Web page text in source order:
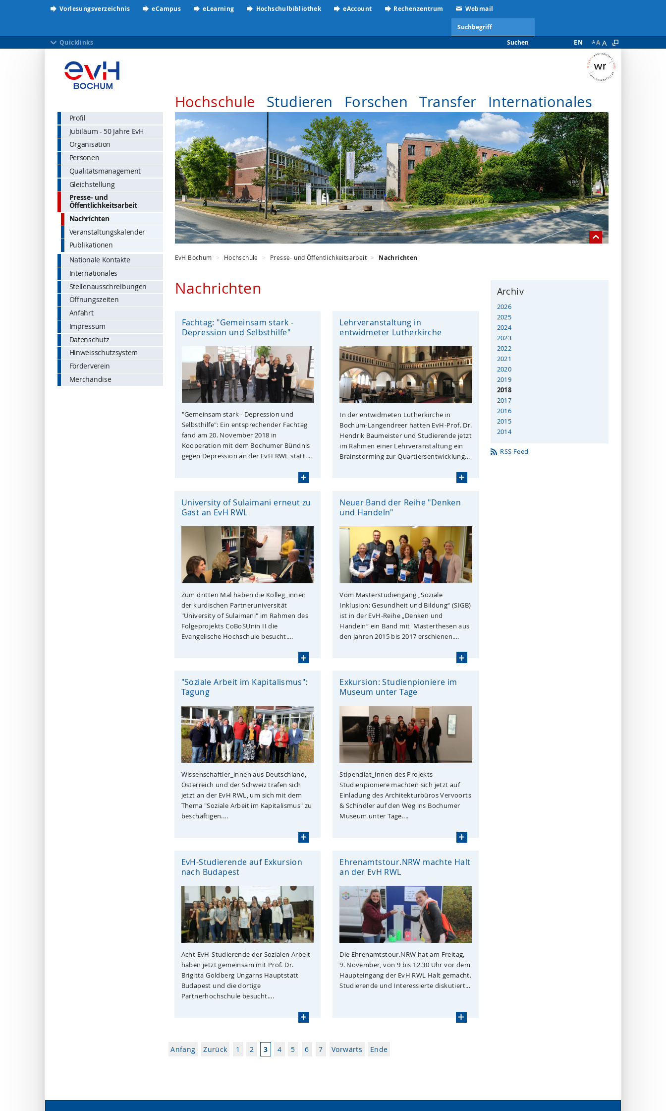
Vorlesungsverzeichnis eCampus eLearning Hochschulbibliothek eAccount Rechenzentrum Webmail
Suchen
Quicklinks EN A A A
Hochschule Studieren Forschen Transfer Internationales
Profil
Jubiläum - 50 Jahre EvH
Organisation
Personen
Qualitätsmanagement
Gleichstellung
Presse- und
Öffentlichkeitsarbeit
Nachrichten
Veranstaltungskalender
Publikationen
Nationale Kontakte
Internationales
Stellenausschreibungen
Öffnungszeiten
Anfahrt
Impressum
Datenschutz
Hinweisschutzsystem
Förderverein
Merchandise
EvH Bochum Hochschule Presse- und Öffentlichkeitsarbeit Nachrichten
Nachrichten
Fachtag: "Gemeinsam stark -
Depression und Selbsthilfe"
"Gemeinsam stark - Depression und
Selbsthilfe": Ein entsprechender Fachtag
fand am 20. November 2018 in
Kooperation mit dem Bochumer Bündnis
gegen Depression an der EvH RWL statt....
Lehrveranstaltung in
entwidmeter Lutherkirche
In der entwidmeten Lutherkirche in
Bochum-Langendreer hatten EvH-Prof. Dr.
Hendrik Baumeister und Studierende jetzt
im Rahmen einer Lehrveranstaltung ein
Brainstorming zur Quartiersentwicklung...
University of Sulaimani erneut zu
Gast an EvH RWL
Zum dritten Mal haben die Kolleg_innen
der kurdischen Partneruniversität
"University of Sulaimani" im Rahmen des
Folgeprojekts CoBoSUnin II die
Evangelische Hochschule besucht....
Neuer Band der Reihe "Denken
und Handeln"
Vom Masterstudiengang „Soziale
Inklusion: Gesundheit und Bildung“ (SIGB)
ist in der EvH-Reihe „Denken und
Handeln“ ein Band mit Masterthesen aus
den Jahren 2015 bis 2017 erschienen....
"Soziale Arbeit im Kapitalismus":
Tagung
Wissenschaftler_innen aus Deutschland,
Österreich und der Schweiz trafen sich
jetzt an der EvH RWL, um sich mit dem
Thema "Soziale Arbeit im Kapitalismus" zu
beschäftigen....
Exkursion: Studienpioniere im
Museum unter Tage
Stipendiat_innen des Projekts
Studienpioniere machten sich jetzt auf
Einladung des Architekturbüros Vervoorts
& Schindler auf den Weg ins Bochumer
Museum unter Tage....
EvH-Studierende auf Exkursion
nach Budapest
Acht EvH-Studierende der Sozialen Arbeit
haben jetzt gemeinsam mit Prof. Dr.
Brigitta Goldberg Ungarns Hauptstatt
Budapest und die dortige
Partnerhochschule besucht....
Ehrenamtstour.NRW machte Halt
an der EvH RWL
Die Ehrenamtstour.NRW hat am Freitag,
9. November, von 9 bis 12.30 Uhr vor dem
Haupteingang der EvH RWL Halt gemacht.
Studierende und Interessierte diskutiert...
Anfang Zurück 1 2 3 4 5 6 7 Vorwärts Ende
Archiv
2026
2025
2024
2023
2022
2021
2020
2019
2018
2017
2016
2015
2014
RSS Feed